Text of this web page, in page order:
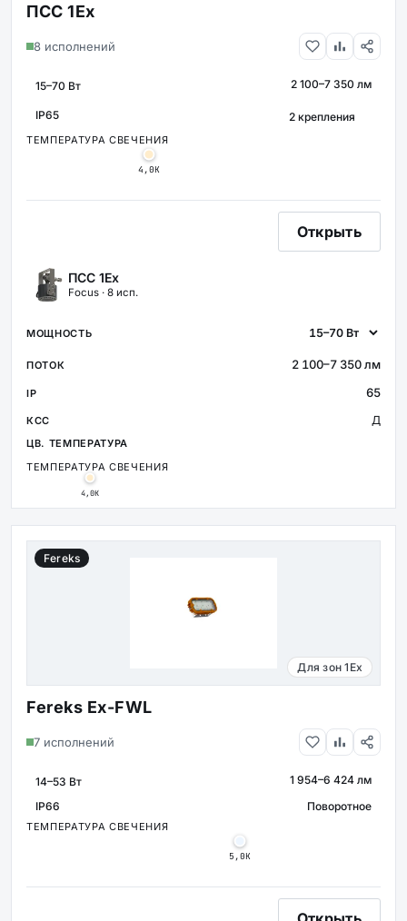
ПСС 1Ex
8 исполнений
МОЩНОСТЬ СВЕТОВОЙ ПОТОК
2 100–7 350 лм
ЗАЩИТА
IP65
ТЕМПЕРАТУРА СВЕЧЕНИЯ
4,0К
Открыть
ПСС 1Ex
Focus · 8 исп.
2 100–7 350 лм
65
Д
ТЕМПЕРАТУРА СВЕЧЕНИЯ
4,0К
Fereks
Для зон 1Ex
Fereks Ex-FWL
7 исполнений
МОЩНОСТЬ СВЕТОВОЙ ПОТОК
1 954–6 424 лм
ЗАЩИТА
IP66 КРЕПЛЕНИЕ
Поворотное
ТЕМПЕРАТУРА СВЕЧЕНИЯ
5,0К